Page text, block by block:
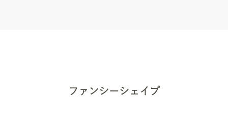
ファンシーシェイプ